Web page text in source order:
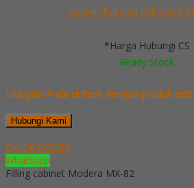
Lemari Pakaian Orbitrend
*Harga Hubungi CS
Ready Stock
Mungkin Anda tertarik dengan produk
Hubungi Kami
QUICK ORDER
Whatsapp
Filling cabinet Modera MX-82